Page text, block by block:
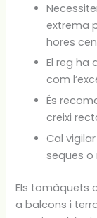
extrema
hores
El reg ha
com
És
creixi
Cal
seques o
Els tomàquets
a balcons i